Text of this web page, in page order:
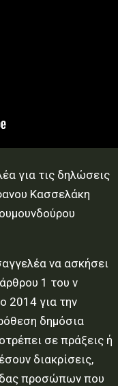
για τις δηλώσεις
Κασσελάκη
να ασκήσει
1 του ν
2014 για την
δημόσια
σε πράξεις ή
διακρίσεις,
προσώπων που